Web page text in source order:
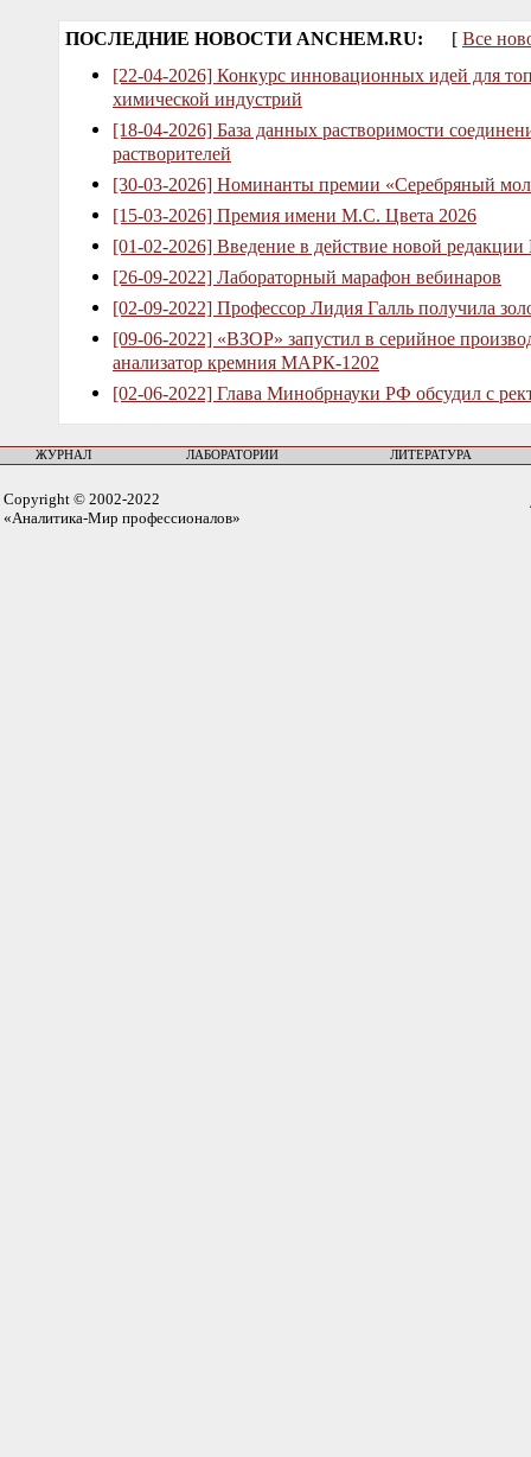
ПОСЛЕДНИЕ НОВОСТИ ANCHEM.RU: [ Все
[22-04-2026] Конкурс инновационных идей для
химической индустрий
[18-04-2026] База данных растворимости
растворителей
[30-03-2026] Номинанты премии «Серебряный
[15-03-2026] Премия имени М.С. Цвета 2026
[01-02-2026] Введение в действие новой
[26-09-2022] Лабораторный марафон вебинаров
[02-09-2022] Профессор Лидия Галль получила
[09-06-2022] «ВЗОР» запустил в серийное
анализатор кремния МАРК-1202
[02-06-2022] Глава Минобрнауки РФ обсудил с
ЖУРНАЛ ЛАБОРАТОРИИ ЛИТЕРАТУРА
Copyright © 2002-2022
«Аналитика-Мир профессионалов»